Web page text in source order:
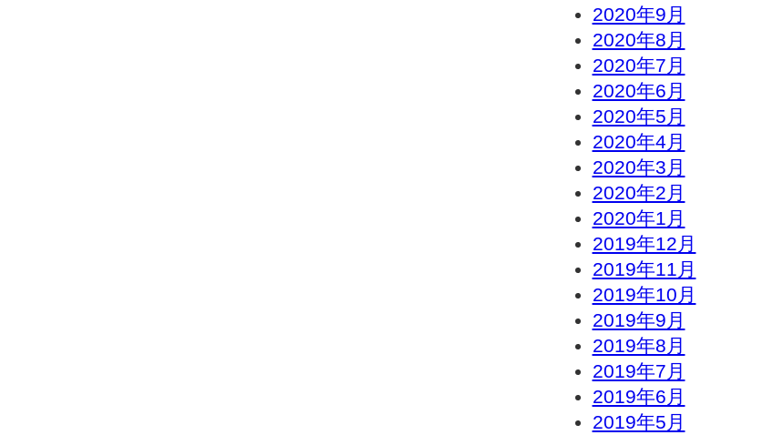
2020年9月
2020年8月
2020年7月
2020年6月
2020年5月
2020年4月
2020年3月
2020年2月
2020年1月
2019年12月
2019年11月
2019年10月
2019年9月
2019年8月
2019年7月
2019年6月
2019年5月